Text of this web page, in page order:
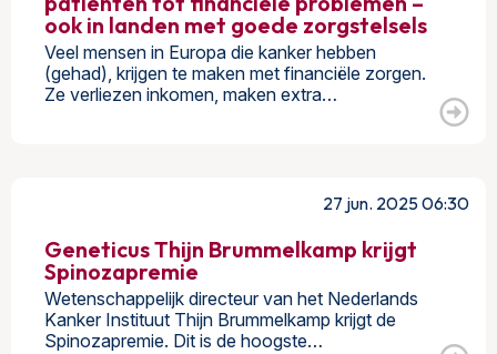
ook in landen met goede zorgstelsels
Veel mensen in Europa die kanker hebben
(gehad), krijgen te maken met financiële zorgen.
Ze verliezen inkomen, maken extra…
27 jun. 2025 06:30
Geneticus Thijn Brummelkamp krijgt
Spinozapremie
Wetenschappelijk directeur van het Nederlands
Kanker Instituut Thijn Brummelkamp krijgt de
Spinozapremie. Dit is de hoogste…